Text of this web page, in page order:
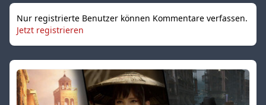
Nur registrierte Benutzer können Kommentare verfassen.
Jetzt registrieren